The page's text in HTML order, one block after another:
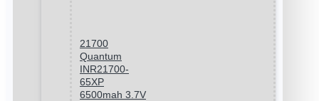
21700
Quantum
INR21700-
65XP
6500mah 3.7V